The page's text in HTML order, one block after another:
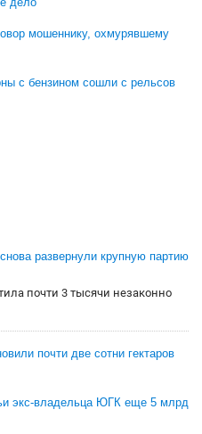
мошеннику, охмурявшему
с бензином сошли с рельсов
развернули крупную партию
почти 3 тысячи незаконно
почти две сотни гектаров
экс-владельца ЮГК еще 5 млрд